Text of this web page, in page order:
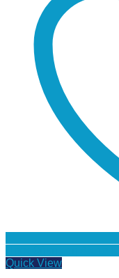
Quick View